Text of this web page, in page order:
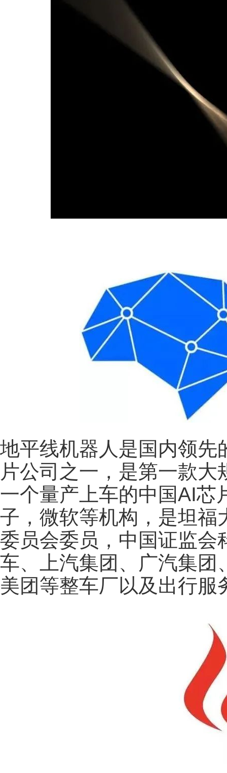
地平线机器人是国内领先
片公司之一，是第一款
一个量产上车的中国AI芯
子，微软等机构，是坦福
委员会委员，中国证监会
车、上汽集团、广汽集团
美团等整车厂以及出行服